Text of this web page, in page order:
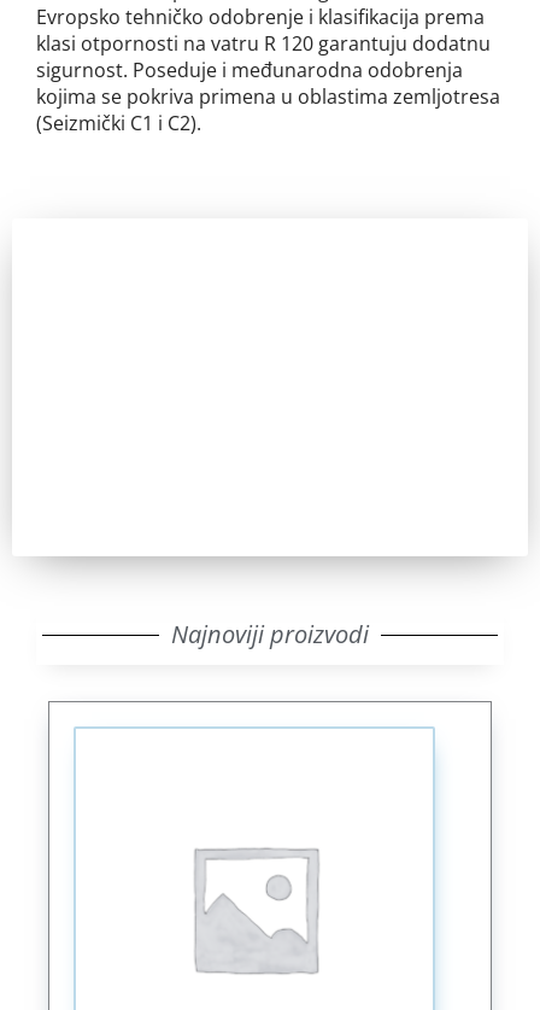
Evropsko tehničko odobrenje i klasifikacija prema
klasi otpornosti na vatru R 120 garantuju dodatnu
sigurnost. Poseduje i međunarodna odobrenja
kojima se pokriva primena u oblastima zemljotresa
(Seizmički C1 i C2).
Najnoviji proizvodi